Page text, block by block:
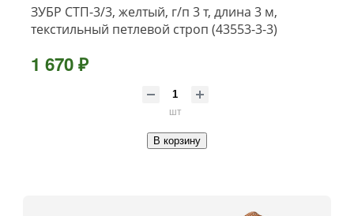
ЗУБР СТП-3/3, желтый, г/п 3 т, длина 3 м,
текстильный петлевой строп (43553-3-3)
1 670 ₽
шт
В корзину